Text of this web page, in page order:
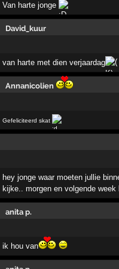
Van harte jonge
David_kuur
van harte met dien verjaardag
Annanicolien
Gefeliciteerd skat
hey jonge waar moeten jullie
kijke.. morgen en volgende
anita p.
ik hou van